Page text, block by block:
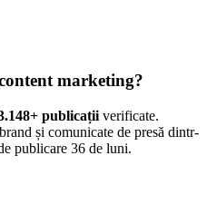
marketing?
+ publicații verificate.
și comunicate de presă dintr-
publicare 36 de luni.